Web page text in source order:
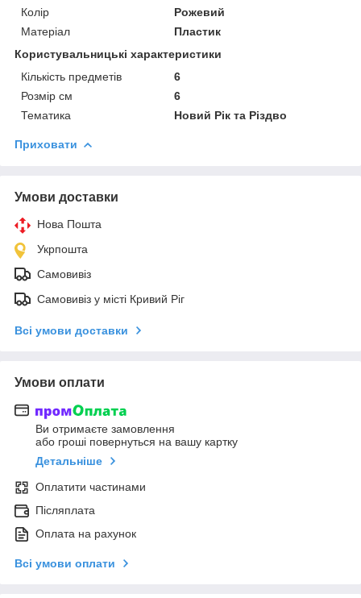
Колір
Рожевий
Матеріал
Пластик
Користувальницькі характеристики
Кількість предметів
6
Розмір см
6
Тематика
Новий Рік та Різдво
Приховати
Умови доставки
Нова Пошта
Укрпошта
Самовивіз
Самовивіз у місті Кривий Ріг
Всі умови доставки
Умови оплати
Ви отримаєте замовлення
або гроші повернуться на вашу картку
Детальніше
Оплатити частинами
Післяплата
Оплата на рахунок
Всі умови оплати